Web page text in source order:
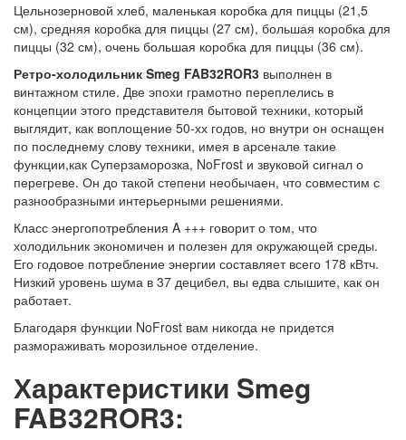
Цельнозерновой хлеб, маленькая коробка для пиццы (21,5
см), средняя коробка для пиццы (27 см), большая коробка для
пиццы (32 см), очень большая коробка для пиццы (36 см).
Ретро-холодильник Smeg FAB32ROR3 выполнен в
винтажном стиле. Две эпохи грамотно переплелись в
концепции этого представителя бытовой техники, который
выглядит, как воплощение 50-хх годов, но внутри он оснащен
по последнему слову техники, имея в арсенале такие
функции,как Суперзаморозка, NoFrost и звуковой сигнал о
перегреве. Он до такой степени необычаен, что совместим с
разнообразными интерьерными решениями.
Класс энергопотребления A +++ говорит о том, что
холодильник экономичен и полезен для окружающей среды.
Его годовое потребление энергии составляет всего 178 кВтч.
Низкий уровень шума в 37 децибел, вы едва слышите, как он
работает.
Благодаря функции NoFrost вам никогда не придется
размораживать морозильное отделение.
Характеристики Smeg
FAB32ROR3: